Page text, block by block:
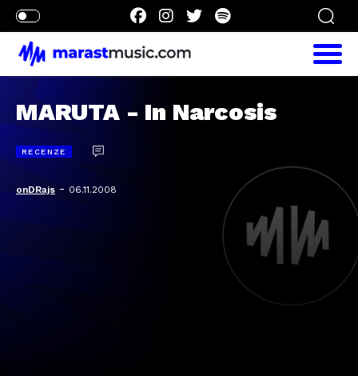
MARUTA - In Narcosis
RECENZE
onDRajs - 06.11.2008